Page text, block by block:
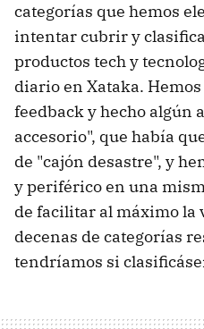
categorías que hemos
intentar cubrir y
productos tech y
diario en Xataka.
feedback y hecho algún
accesorio", que había
de "cajón desastre", y
y periférico en una
de facilitar al máximo la
decenas de categorías
tendríamos si